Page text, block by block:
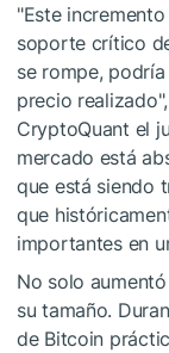
"Este
soporte crítico
se rompe,
precio
CryptoQuant el
mercado está
que está siendo
que
importantes en
No solo
su tamaño.
de Bitcoin